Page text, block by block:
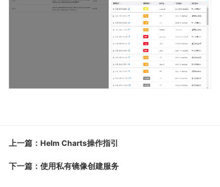
上一篇：Helm Charts操作指引
下一篇：使用私有镜像创建服务